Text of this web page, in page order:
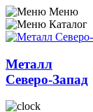
Меню
Каталог
Металл
Северо-Запад